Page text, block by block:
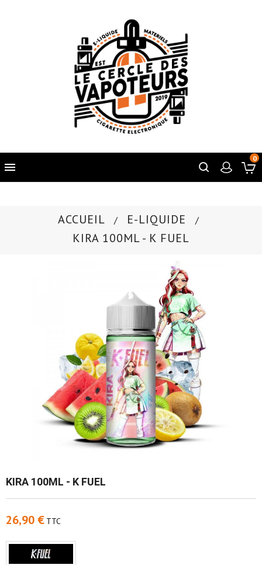

0
ACCUEIL
E-LIQUIDE
KIRA 100ML - K FUEL
KIRA 100ML - K FUEL
26,90 € TTC